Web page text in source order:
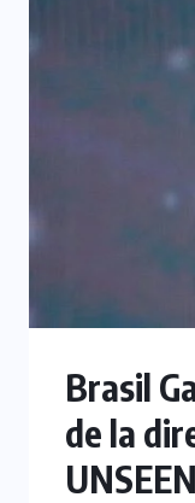
Brasil
de la
UNSEEN